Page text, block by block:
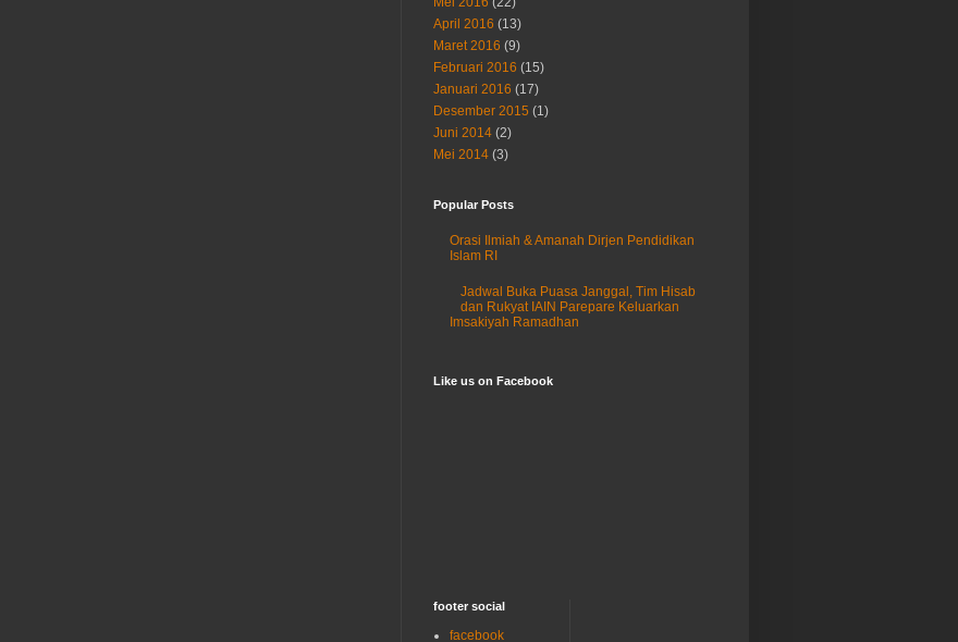
April 2016 (13)
Maret 2016 (9)
Februari 2016 (15)
Januari 2016 (17)
Desember 2015 (1)
Juni 2014 (2)
Mei 2014 (3)
Popular Posts
Orasi Ilmiah & Amanah Dirjen Pendidikan
Islam RI
Jadwal Buka Puasa Janggal, Tim Hisab
dan Rukyat IAIN Parepare Keluarkan
Imsakiyah Ramadhan
Like us on Facebook
footer social
facebook